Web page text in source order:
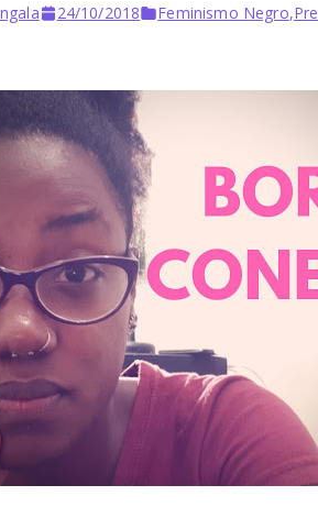
24/10/2018 Feminismo Negro,